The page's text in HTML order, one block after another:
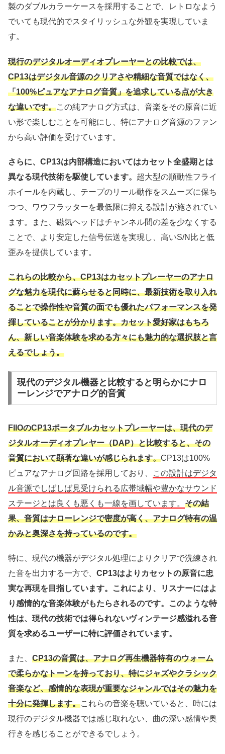
製のダブルカラーケースを採用することで、レトロなよう
でいても現代的でスタイリッシュな外観を実現していま
す。
現行のデジタルオーディオプレーヤーとの比較では、
CP13はデジタル音源のクリアさや精細な音質ではなく、
「100%ピュアなアナログ音質」を追求している点が大き
な違いです。この純アナログ方式は、音楽をその原音に近
い形で楽しむことを可能にし、特にアナログ音源のファン
から高い評価を受けています。
さらに、CP13は内部構造においてはカセット全盛期とは
異なる現代技術を駆使しています。 超大型の順動性フライ
ホイールを内蔵し、テープのリール動作をスムーズに保ち
つつ、ワウフラッターを最低限に抑える設計が施されてい
ます。また、磁気ヘッドはチャンネル間の差を少なくする
ことで、より安定した信号伝送を実現し、高いS/N比と低
歪みを提供しています。
これらの比較から、CP13はカセットプレーヤーのアナロ
グな魅力を現代に蘇らせると同時に、最新技術を取り入れ
ることで操作性や音質の面でも優れたパフォーマンスを発
揮していることが分かります。カセット愛好家はもちろ
ん、新しい音楽体験を求める方々にも魅力的な選択肢と言
えるでしょう。
現代のデジタル機器と比較すると明らかにナロ
ーレンジでアナログ的音質
FIIOのCP13ポータブルカセットプレーヤーは、現代のデ
ジタルオーディオプレヤー（DAP）と比較すると、その
音質において顕著な違いが感じられます。CP13は100%
ピュアなアナログ回路を採用しており、
この設計はデジタ
ル音源でしばしば見受けられる広帯域幅や豊かなサウンド
ステージとは良くも悪くも一線を画しています。 その結
果、音質はナローレンジで密度が高く、アナログ特有の温
かみと奥深さを持っているのです。
特に、現代の機器がデジタル処理によりクリアで洗練され
た音を出力する一方で、 CP13はよりカセットの原音に忠
実な再現を目指しています。これにより、リスナーにはよ
り感情的な音楽体験がもたらされるのです。このような特
性は、現代の技術では得られないヴィンテージ感溢れる音
質を求めるユーザーに特に評価されています。
また、 CP13の音質は、アナログ再生機器特有のウォーム
で柔らかなトーンを持っており、特にジャズやクラシック
音楽など、感情的な表現が重要なジャンルではその魅力を
十分に発揮します。これらの音楽を聴いていると、時には
現行のデジタル機器では感じ取れない、曲の深い感情や奥
行きを感じることができるでしょう。